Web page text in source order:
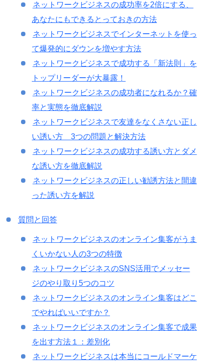
ネットワークビジネスの成功率を2倍にする、
あなたにもできるとっておきの方法
ネットワークビジネスでインターネットを使っ
て爆発的にダウンを増やす方法
ネットワークビジネスで成功する「新法則」を
トップリーダーが大暴露！
ネットワークビジネスの成功者になれるか？確
率と実態を徹底解説
ネットワークビジネスで友達をなくさない正し
い誘い方 3つの問題と解決方法
ネットワークビジネスの成功する誘い方とダメ
な誘い方を徹底解説
ネットワークビジネスの正しい勧誘方法と間違
った誘い方を解説
質問と回答
ネットワークビジネスのオンライン集客がうま
くいかない人の3つの特徴
ネットワークビジネスのSNS活用でメッセー
ジのやり取り5つのコツ
ネットワークビジネスのオンライン集客はどこ
でやればいいですか？
ネットワークビジネスのオンライン集客で成果
を出す方法１：差別化
ネットワークビジネスは本当にコールドマーケ